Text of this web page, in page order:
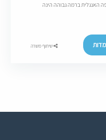
ברמה גבוהה הינה
שיתוף משרה